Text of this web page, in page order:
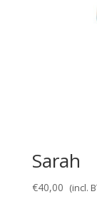
Sarah
€40,00